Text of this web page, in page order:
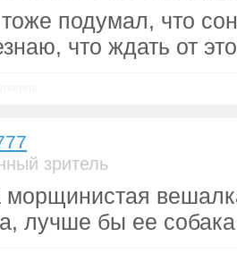
подумал, что
что ждать от
зритель
морщинистая
лучше бы ее